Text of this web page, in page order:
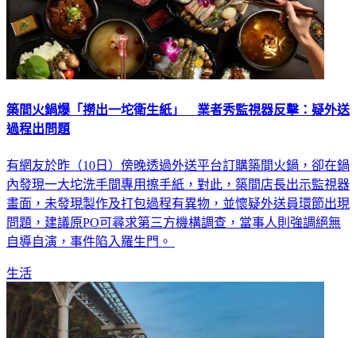
築間火鍋爆「撈出一坨衛生紙」 業者秀監視器反擊：疑外送
過程出問題
有網友於昨（10日）傍晚透過外送平台訂購築間火鍋，卻在鍋
內發現一大坨洗手間專用擦手紙，對此，築間店長出示監視器
畫面，未發現製作及打包過程有異物，並懷疑外送員環節出現
問題，建議原PO可尋求第三方機構調查，當事人則強調絕無
自導自演，事件陷入羅生門。
生活